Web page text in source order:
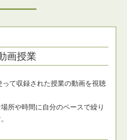
画授業
って収録された授業の動画を視聴
所や時間に自分のペースで繰り